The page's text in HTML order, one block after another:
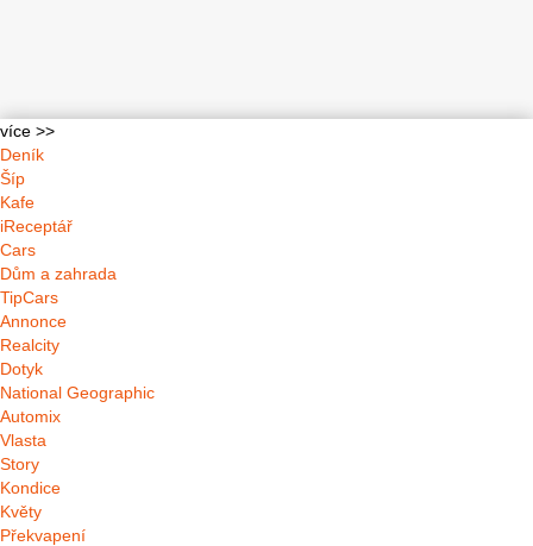
více >>
Deník
Šíp
Kafe
iReceptář
Cars
Dům a zahrada
TipCars
Annonce
Realcity
Dotyk
National Geographic
Automix
Vlasta
Story
Kondice
Květy
Překvapení